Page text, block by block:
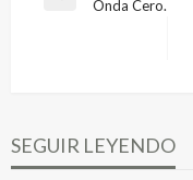
Entrada Onda Cero.
SEGUIR LEYENDO